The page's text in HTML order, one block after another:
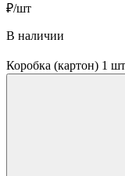
₽/шт
В наличии
Коробка (картон) 1